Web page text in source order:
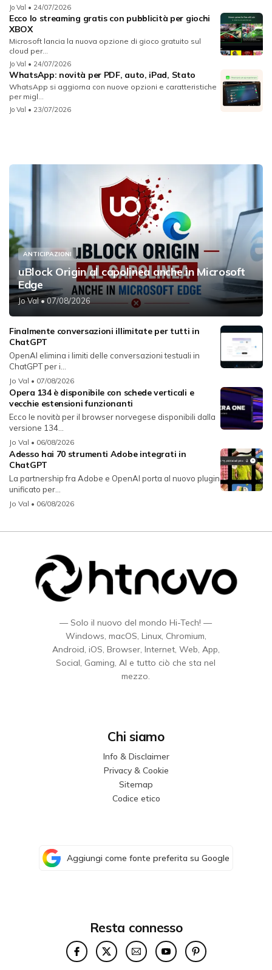
Jo Val • 24/07/2026
Ecco lo streaming gratis con pubblicità per giochi
XBOX
Microsoft lancia la nuova opzione di gioco gratuito sul
cloud per...
Jo Val • 24/07/2026
WhatsApp: novità per PDF, auto, iPad, Stato
WhatsApp si aggiorna con nuove opzioni e caratteristiche
per migl...
Jo Val • 23/07/2026
ANTICIPAZIONI
uBlock Origin al capolinea anche in Microsoft
Edge
Jo Val• 07/08/2026
Finalmente conversazioni illimitate per tutti in
ChatGPT
OpenAI elimina i limiti delle conversazioni testuali in
ChatGPT per i...
Jo Val • 07/08/2026
Opera 134 è disponibile con schede verticali e
vecchie estensioni funzionanti
Ecco le novità per il browser norvegese disponibili dalla
versione 134...
Jo Val • 06/08/2026
Adesso hai 70 strumenti Adobe integrati in
ChatGPT
La partnership fra Adobe e OpenAI porta al nuovo plugin
unificato per...
Jo Val • 06/08/2026
— Solo il nuovo del mondo Hi-Tech! —
Windows, macOS, Linux, Chromium,
Android, iOS, Browser, Internet, Web, App,
Social, Gaming, AI e tutto ciò che sta nel
mezzo.
Chi siamo
Info & Disclaimer
Privacy & Cookie
Sitemap
Codice etico
Aggiungi come fonte preferita su Google
Resta connesso